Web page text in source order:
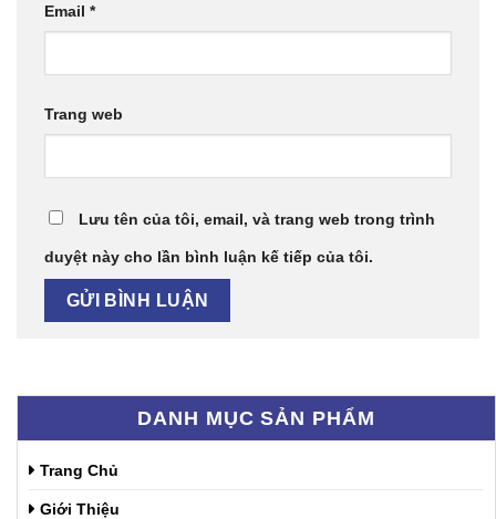
DANH MỤC SẢN PHẨM
Trang Chủ
Giới Thiệu
Email *
Trang web
Lưu tên của tôi, email, và trang web trong trình
duyệt này cho lần bình luận kế tiếp của tôi.